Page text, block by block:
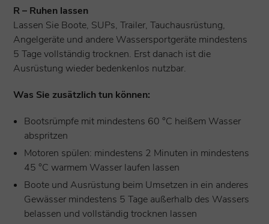
R – Ruhen lassen
Lassen Sie Boote, SUPs, Trailer, Tauchausrüstung,
Angelgeräte und andere Wassersportgeräte mindestens
5 Tage vollständig trocknen. Erst danach ist die
Ausrüstung wieder bedenkenlos nutzbar.
Was Sie zusätzlich tun können:
Bootsrümpfe mit mindestens 60 °C heißem Wasser
abspritzen
Motoren spülen: mindestens 2 Minuten in mindestens
45 °C warmem Wasser laufen lassen
Boote und Ausrüstung beim Umsetzen in ein anderes
Gewässer mindestens 5 Tage außerhalb des Wassers
belassen und vollständig trocknen lassen